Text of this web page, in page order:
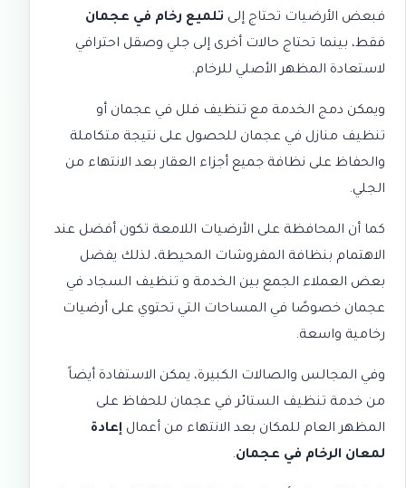
فبعض الأرضيات تحتاج إلى تلميع رخام في عجمان
فقط، بينما تحتاج حالات أخرى إلى جلي وصقل احترافي
لاستعادة المظهر الأصلي للرخام.
ويمكن دمج الخدمة مع تنظيف فلل في عجمان أو
تنظيف منازل في عجمان للحصول على نتيجة متكاملة
والحفاظ على نظافة جميع أجزاء العقار بعد الانتهاء من
الجلي.
كما أن المحافظة على الأرضيات اللامعة تكون أفضل عند
الاهتمام بنظافة المفروشات المحيطة، لذلك يفضل
بعض العملاء الجمع بين الخدمة و تنظيف السجاد في
عجمان خصوصًا في المساحات التي تحتوي على أرضيات
رخامية واسعة.
وفي المجالس والصالات الكبيرة، يمكن الاستفادة أيضاً
من خدمة تنظيف الستائر في عجمان للحفاظ على
المظهر العام للمكان بعد الانتهاء من أعمال إعادة
لمعان الرخام في عجمان.